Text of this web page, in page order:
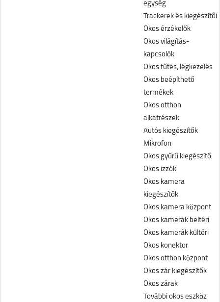
egység
Trackerek és kiegészítői
Okos érzékelők
Okos világítás-
kapcsolók
Okos fűtés, légkezelés
Okos beépíthető
termékek
Okos otthon
alkatrészek
Autós kiegészítők
Mikrofon
Okos gyűrű kiegészítő
Okos izzók
Okos kamera
kiegészítők
Okos kamera központ
Okos kamerák beltéri
Okos kamerák kültéri
Okos konektor
Okos otthon központ
Okos zár kiegészítők
Okos zárak
További okos eszköz